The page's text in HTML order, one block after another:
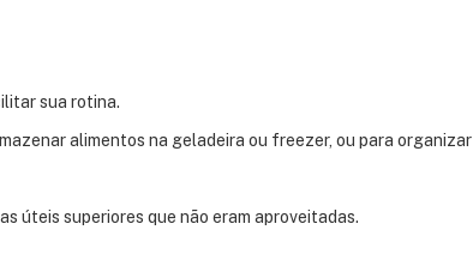
sua rotina.
alimentos na geladeira ou freezer, ou para organizar
úteis superiores que não eram aproveitadas.